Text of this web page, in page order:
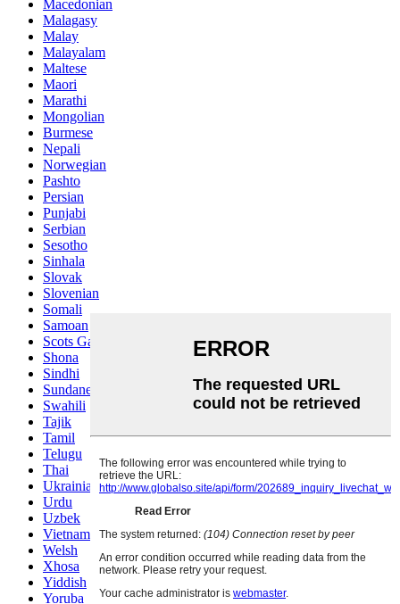
Macedonian
Malagasy
Malay
Malayalam
Maltese
Maori
Marathi
Mongolian
Burmese
Nepali
Norwegian
Pashto
Persian
Punjabi
Serbian
Sesotho
Sinhala
Slovak
Slovenian
Somali
Samoan
Scots Gaelic
Shona
Sindhi
Sundanese
Swahili
Tajik
Tamil
Telugu
Thai
Ukrainian
Urdu
Uzbek
Vietnamese
Welsh
Xhosa
Yiddish
Yoruba